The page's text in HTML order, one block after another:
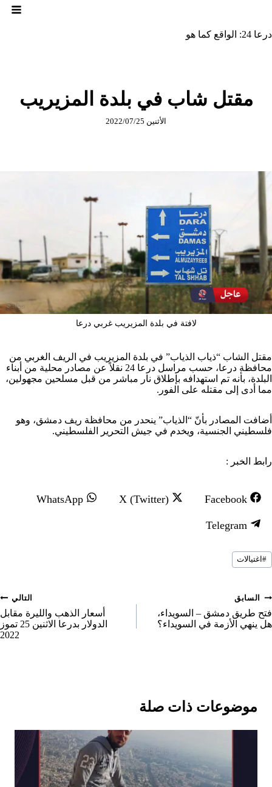
درعا 24: الواقع كما هو
مقتل شاب في بلدة المزيريب
الأثنين 2022/07/25
لافتة في بلدة المزيريب غربي درعا
مقتل الشاب “ذياب الذياب” في بلدة المزيريب في الريف الغربي من
محافظة درعا، حسب مراسل درعا 24 نقلاً عن مصادر محلية من أبناء
البلدة، بأنه تم استهدافه بإطلاق نار مباشر من قبل مسلحين مجهولين،
مما أدى إلى مقتله على الفور.
أضافت المصادر بأنّ “الذياب” ينحدر من محافظة ريف دمشق، وهو
فلسطيني الجنسية، ويخدم في جيش التحرير الفلسطيني.
رابط الخبر :
S
a
r
e
n
Facebook
S
X (Twitter)
S
WhatsApp
S
a
e
n
Telegram
وسوم
المقال:
#اغتيالات
تصفّح
المقالات
السابق
فتح طريق دمشق – السويداء،
هل ينهي الأزمة في السويداء؟
التالي
أسعار الذهب والليرة مقابل
الدولار بدرعا الاثنين 25 تموز
2022
موضوعات ذات صلة